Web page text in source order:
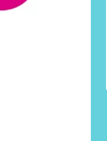
continúa
cosmética